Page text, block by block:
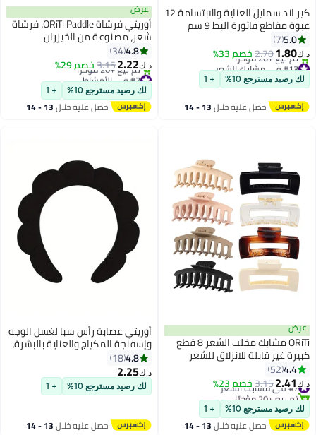
كير اند سمايل العناية والابتسامة 12
عبوة مقاطع فاتورة البط 9 سم
مقاطع تجعيد التمساح المعدني
المقاوم للصدأ مع ثقوب لتصفيف
الشعر تلوين الشعر فضي
5.0
7
د.ك‏1.80
2.70خصم 33%
#13 في مشابك الشعر
أقل سعر في 30 يوم
تم بيع +20 مؤخرًا
#13 في مشابك الشعر
لك رصيد مسترجع 10% + 1
احصل عليه خلال 13 - 14
عرض
أوريتي فرشاة ORiTi Paddle، فرشاة
شعر، مصنوعة من الخيزران
الطبيعي النقي، بدون طلاء، تدلك
فروة الرأس أثناء تمشيط الشعر
لتعزيز الدورة الدموية ومنع
الكهرباء الساكنة
4.8
34
د.ك‏2.22
3.15خصم 29%
#7 في الأمشاط
أقل سعر في 30 يوم
تم بيع +20 مؤخرًا
#7 في الأمشاط
لك رصيد مسترجع 10% + 1
احصل عليه خلال 13 - 14
عرض
ORiTi مشابك مخلب الشعر 8 قطع
كبيرة غير قابلة للانزلاق للشعر
الطويل السميك
4.4
52
د.ك‏2.41
3.15خصم 23% #7 في مشابك الشعر
تم بيع +20 مؤخرًا
#7 في مشابك الشعر
لك رصيد مسترجع 10% + 1
احصل عليه خلال 13 - 14
أوريتي عصابة رأس سبا لغسل الوجه
وإسفنجة المكياج والعناية بالبشرة،
عصابة رأس على شكل فقاعات -
أسود
4.8
18
د.ك‏2.25
لك رصيد مسترجع 10% + 1
احصل عليه خلال 13 - 14